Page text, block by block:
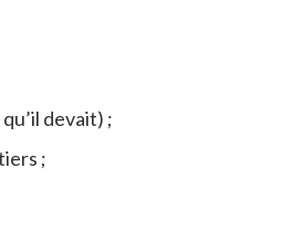
devait) ;
;